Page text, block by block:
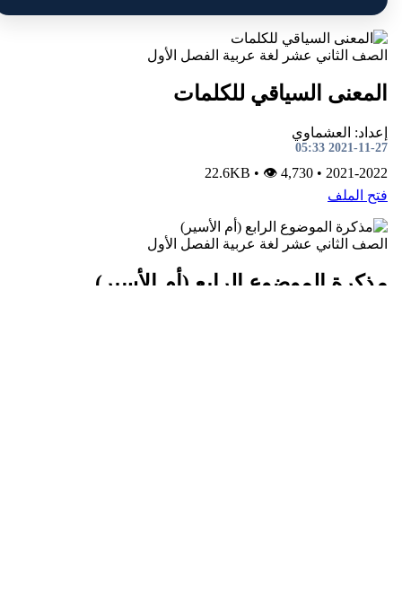
الصف الثاني عشر لغة عربية الفصل الأول
المعنى السياقي للكلمات
إعداد: العشماوي
2021-11-27 05:33
2021-2022
•
22.6KB
•👁 4,730
فتح الملف
الصف الثاني عشر لغة عربية الفصل الأول
مذكرة الموضوع الرابع (أم الأسير)